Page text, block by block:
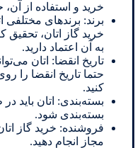
خرید و استفاده از آن،
برند: برندهای مختلفی
خرید گاز اتان، تحقیق
به آن اعتماد دارید.
تاریخ انقضا: اتان
حتما تاریخ انقضا
کنید.
بسته‌بندی: اتان
بسته‌بندی شود.
فروشنده: خرید گاز
مجاز انجام دهید.